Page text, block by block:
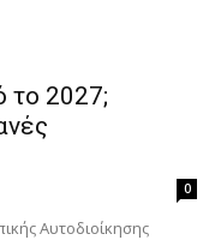
το 2027;
0
Αυτοδιοίκησης